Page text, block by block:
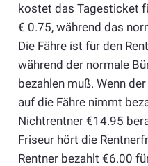
kostet das Tagesticket
€ 0.75, während das
Die Fähre ist für den
während der normale
bezahlen muß. Wenn
auf die Fähre nimmt
Nichtrentner €14.95
Friseur hört die
Rentner bezahlt €6.00